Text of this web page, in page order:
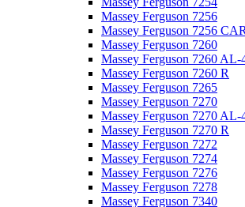
Massey Ferguson 7256
Massey Ferguson 7256
Massey Ferguson 7260
Massey Ferguson 7260 AL-
Massey Ferguson 7260 R
Massey Ferguson 7265
Massey Ferguson 7270
Massey Ferguson 7270 AL-
Massey Ferguson 7270 R
Massey Ferguson 7272
Massey Ferguson 7274
Massey Ferguson 7276
Massey Ferguson 7278
Massey Ferguson 7340